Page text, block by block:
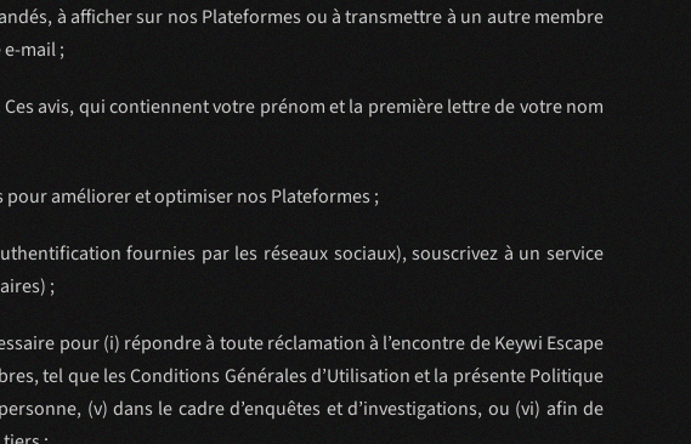
à afficher sur nos Plateformes ou à transmettre à un autre membre
mail ;
avis, qui contiennent votre prénom et la première lettre de votre nom
améliorer et optimiser nos Plateformes ;
fournies par les réseaux sociaux), souscrivez à un service
;
pour (i) répondre à toute réclamation à l’encontre de Keywi Escape
tel que les Conditions Générales d’Utilisation et la présente Politique
(v) dans le cadre d’enquêtes et d’investigations, ou (vi) afin de